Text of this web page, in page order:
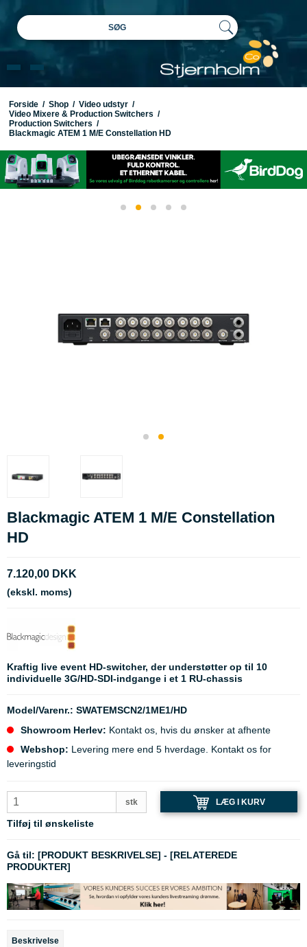
SØG
Forside / Shop / Video udstyr /
Video Mixere & Production Switchers /
Production Switchers /
Blackmagic ATEM 1 M/E Constellation HD
Blackmagic ATEM 1 M/E Constellation
HD
7.120,00 DKK
(ekskl. moms)
Kraftig live event HD-switcher, der understøtter op til 10
individuelle 3G/HD-SDI-indgange i et 1 RU-chassis
Model/Varenr.: SWATEMSCN2/1ME1/HD
Showroom Herlev: Kontakt os, hvis du ønsker at afhente
Webshop: Levering mere end 5 hverdage. Kontakt os for
leveringstid
stk LÆG I KURV
Tilføj til ønskeliste
Gå til: [PRODUKT BESKRIVELSE] - [RELATEREDE
PRODUKTER]
Beskrivelse